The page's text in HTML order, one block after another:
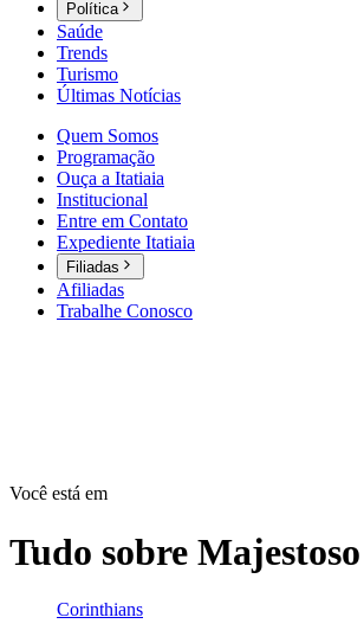
Política
Saúde
Trends
Turismo
Últimas Notícias
Quem Somos
Programação
Ouça a Itatiaia
Institucional
Entre em Contato
Expediente Itatiaia
Filiadas
Afiliadas
Trabalhe Conosco
Você está em
Tudo sobre Majestoso
Corinthians